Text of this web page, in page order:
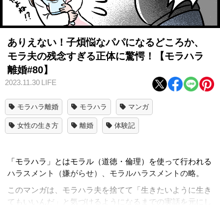
ありえない！子煩悩なパパになるどころか、
モラ夫の残念すぎる正体に驚愕！【モラハラ
離婚#80】
2023.11.30 LIFE
モラハラ離婚 モラハラ マンガ
女性の生き方 離婚 体験記
「モラハラ」とはモラル（道徳・倫理）を使って行われる
ハラスメント（嫌がらせ）、モラルハラスメントの略。
このマンガは、モラハラ夫を捨てて「生きたいように生き
てもいいんだ」と気づけるようになるまでの実話を元にし